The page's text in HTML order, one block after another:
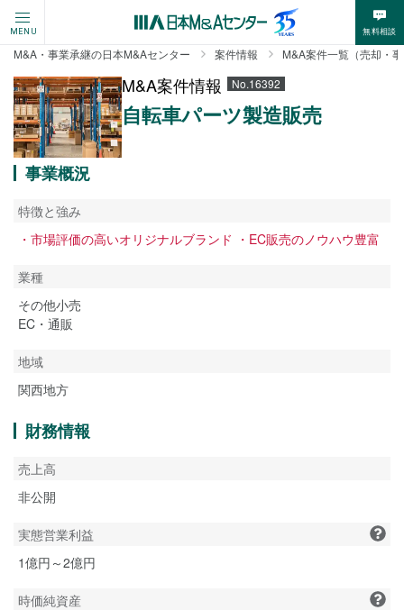
MENU 無料相談
M&A・事業承継の日本M&Aセンター 案件情報 M&A案件一覧（売却・
M&A案件情報 No.16392
自転車パーツ製造販売
事業概況
特徴と強み
・市場評価の高いオリジナルブランド ・EC販売のノウハウ豊富
業種
その他小売
EC・通販
地域
関西地方
財務情報
売上高
非公開
実態営業利益
1億円～2億円
時価純資産